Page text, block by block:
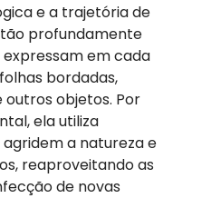
e a trajetória de
profundamente
em cada
bordadas,
outros objetos. Por
ela utiliza
a natureza e
reaproveitando as
de novas